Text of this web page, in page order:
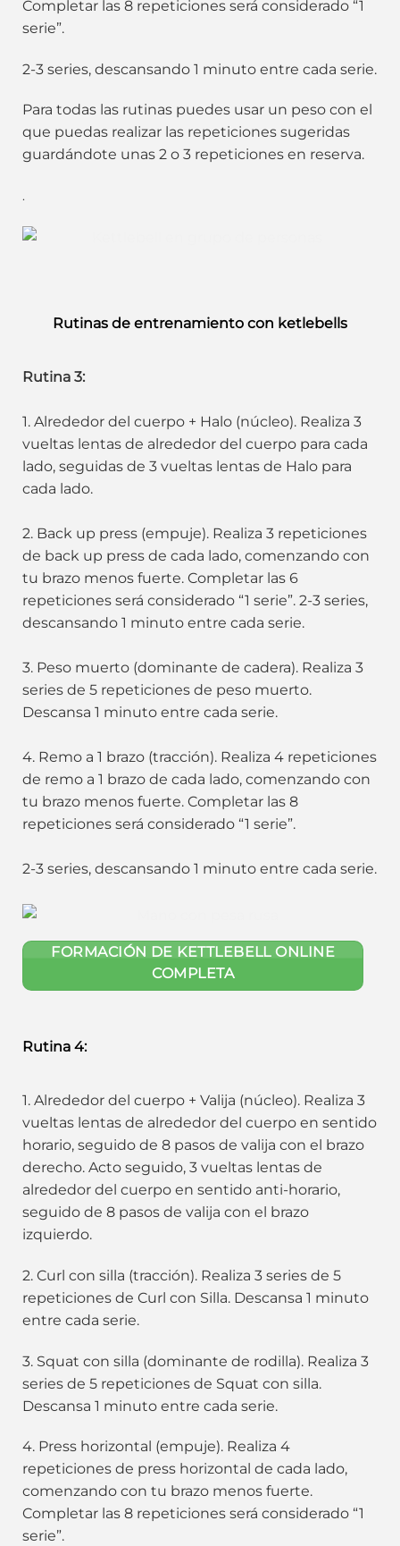
Completar las 8 repeticiones será considerado “1
serie”.
2-3 series, descansando 1 minuto entre cada serie.
Para todas las rutinas puedes usar un peso con el
que puedas realizar las repeticiones sugeridas
guardándote unas 2 o 3 repeticiones en reserva.
.
Rutinas de entrenamiento con ketlebells
Rutina 3:
1. Alrededor del cuerpo + Halo (núcleo). Realiza 3
vueltas lentas de alrededor del cuerpo para cada
lado, seguidas de 3 vueltas lentas de Halo para
cada lado.
2. Back up press (empuje). Realiza 3 repeticiones
de back up press de cada lado, comenzando con
tu brazo menos fuerte. Completar las 6
repeticiones será considerado “1 serie”. 2-3 series,
descansando 1 minuto entre cada serie.
3. Peso muerto (dominante de cadera). Realiza 3
series de 5 repeticiones de peso muerto.
Descansa 1 minuto entre cada serie.
4. Remo a 1 brazo (tracción). Realiza 4 repeticiones
de remo a 1 brazo de cada lado, comenzando con
tu brazo menos fuerte. Completar las 8
repeticiones será considerado “1 serie”.
2-3 series, descansando 1 minuto entre cada serie.
FORMACIÓN DE KETTLEBELL ONLINE
COMPLETA
Rutina 4:
1. Alrededor del cuerpo + Valija (núcleo). Realiza 3
vueltas lentas de alrededor del cuerpo en sentido
horario, seguido de 8 pasos de valija con el brazo
derecho. Acto seguido, 3 vueltas lentas de
alrededor del cuerpo en sentido anti-horario,
seguido de 8 pasos de valija con el brazo
izquierdo.
2. Curl con silla (tracción). Realiza 3 series de 5
repeticiones de Curl con Silla. Descansa 1 minuto
entre cada serie.
3. Squat con silla (dominante de rodilla). Realiza 3
series de 5 repeticiones de Squat con silla.
Descansa 1 minuto entre cada serie.
4. Press horizontal (empuje). Realiza 4
repeticiones de press horizontal de cada lado,
comenzando con tu brazo menos fuerte.
Completar las 8 repeticiones será considerado “1
serie”.